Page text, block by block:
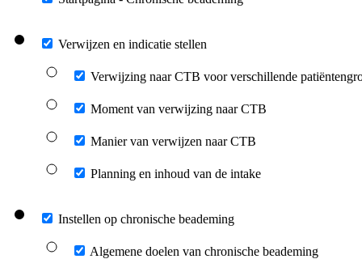
Verwijzen en indicatie stellen
Verwijzing naar CTB voor verschillende
Moment van verwijzing naar CTB
Manier van verwijzen naar CTB
Planning en inhoud van de intake
Instellen op chronische beademing
Algemene doelen van chronische beademing